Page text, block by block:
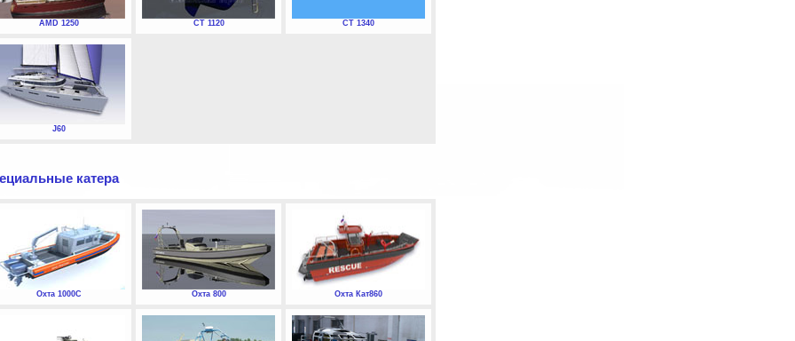
AMD 1250 СТ 1120 СТ 1340
J60
катера
Охта 1000С Охта 800 Охта Кат860